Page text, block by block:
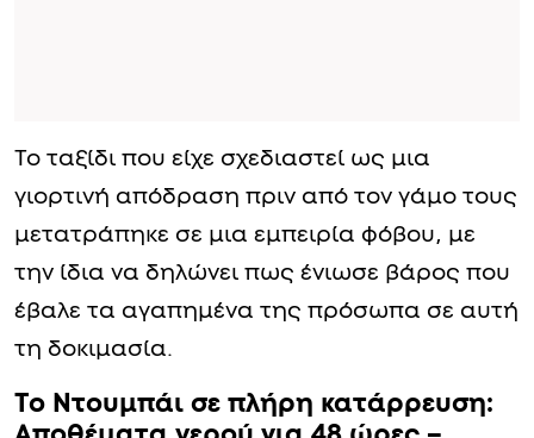
Το ταξίδι που είχε σχεδιαστεί ως μια
γιορτινή απόδραση πριν από τον γάμο τους
μετατράπηκε σε μια εμπειρία φόβου, με
την ίδια να δηλώνει πως ένιωσε βάρος που
έβαλε τα αγαπημένα της πρόσωπα σε αυτή
τη δοκιμασία.
Το Ντουμπάι σε πλήρη κατάρρευση: